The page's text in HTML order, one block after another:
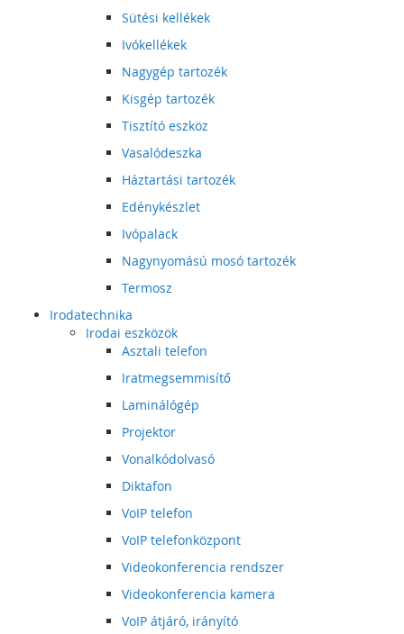
Sütési kellékek
Ivókellékek
Nagygép tartozék
Kisgép tartozék
Tisztító eszköz
Vasalódeszka
Háztartási tartozék
Edénykészlet
Ivópalack
Nagynyomású mosó tartozék
Termosz
Irodatechnika
Irodai eszközök
Asztali telefon
Iratmegsemmisítő
Laminálógép
Projektor
Vonalkódolvasó
Diktafon
VoIP telefon
VoIP telefonközpont
Videokonferencia rendszer
Videokonferencia kamera
VoIP átjáró, irányító